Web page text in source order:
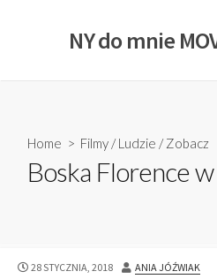
p
NY do mnie
Home > Filmy /Ludzie /Zobacz
Boska Florence
P
28 STYCZNIA, 2018
A
ANIA JÓŹWIAK